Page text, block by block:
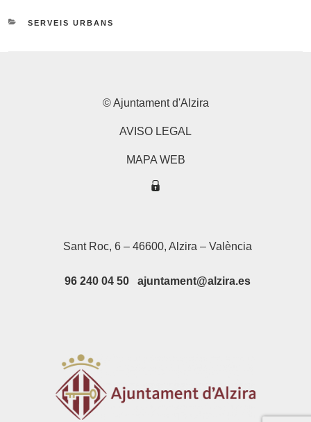
CATEGORIES
SERVEIS URBANS
© Ajuntament d'Alzira
AVISO LEGAL
MAPA WEB
Sant Roc, 6 – 46600, Alzira – València
96 240 04 50 ajuntament@alzira.es